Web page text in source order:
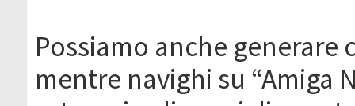
Possiamo anche
mentre navighi su “Amiga